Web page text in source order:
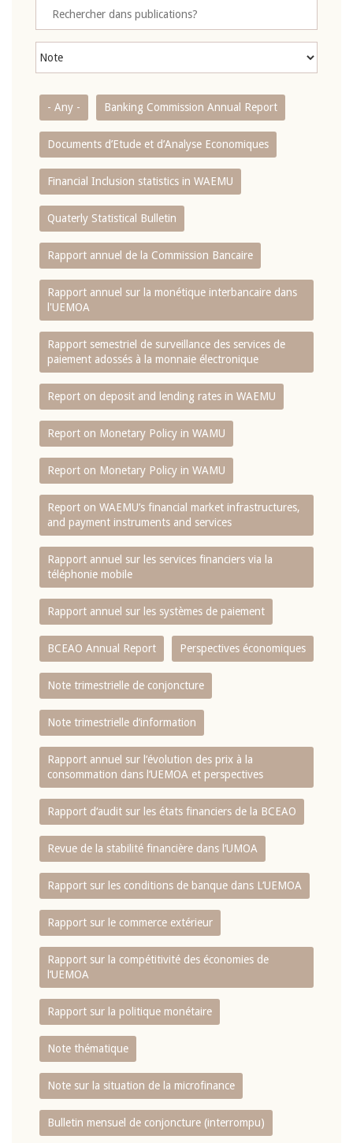
- Any - Banking Commission Annual Report
Documents d’Etude et d’Analyse Economiques
Financial Inclusion statistics in WAEMU
Quaterly Statistical Bulletin
Rapport annuel de la Commission Bancaire
Rapport annuel sur la monétique interbancaire dans
l'UEMOA
Rapport semestriel de surveillance des services de
paiement adossés à la monnaie électronique
Report on deposit and lending rates in WAEMU
Report on Monetary Policy in WAMU
Report on Monetary Policy in WAMU
Report on WAEMU’s financial market infrastructures,
and payment instruments and services
Rapport annuel sur les services financiers via la
téléphonie mobile
Rapport annuel sur les systèmes de paiement
BCEAO Annual Report Perspectives économiques
Note trimestrielle de conjoncture
Note trimestrielle d‘information
Rapport annuel sur l‘évolution des prix à la
consommation dans l‘UEMOA et perspectives
Rapport d‘audit sur les états financiers de la BCEAO
Revue de la stabilité financière dans l‘UMOA
Rapport sur les conditions de banque dans L‘UEMOA
Rapport sur le commerce extérieur
Rapport sur la compétitivité des économies de
l‘UEMOA
Rapport sur la politique monétaire
Note thématique
Note sur la situation de la microfinance
Bulletin mensuel de conjoncture (interrompu)